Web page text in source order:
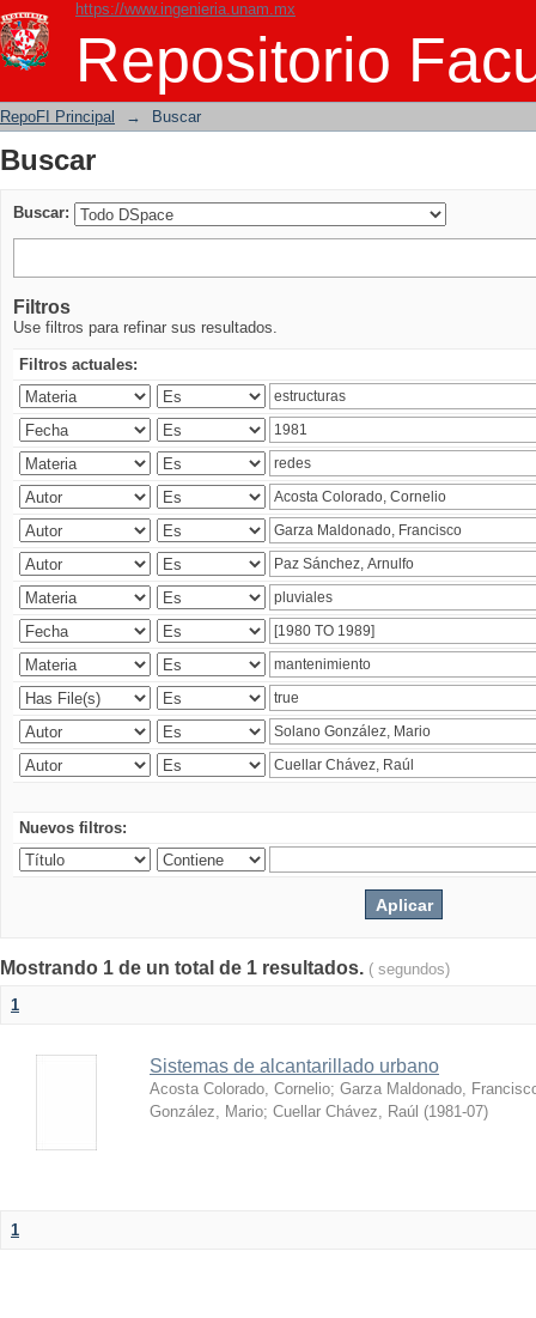
https://www.ingenieria.unam.mx
Repositorio
Buscar
RepoFI Principal → Buscar
Buscar
Buscar:
Filtros
Use filtros para refinar sus resultados.
Filtros actuales:
Nuevos filtros:
Mostrando 1 de un total de 1 resultados. ( segundos)
1
Sistemas de alcantarillado urbano
Acosta Colorado, Cornelio; Garza Maldonado,
González, Mario; Cuellar Chávez, Raúl (1981-07)
1